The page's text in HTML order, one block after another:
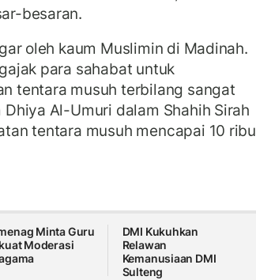
besaran.
oleh kaum Muslimin di Madinah.
para sahabat untuk
tentara musuh terbilang sangat
Al-Umuri dalam Shahih Sirah
tentara musuh mencapai 10 ribu
Minta Guru
Moderasi
DMI Kukuhkan
Relawan
Kemanusiaan DMI
Sulteng